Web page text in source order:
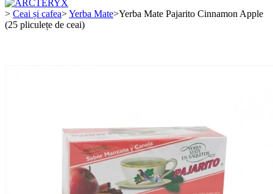
> Ceai și cafea>Yerba Mate>Yerba Mate Pajarito Cinnamon Apple
(25 pliculețe de ceai)